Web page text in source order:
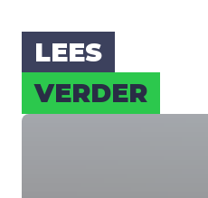
LEES
VER­DER